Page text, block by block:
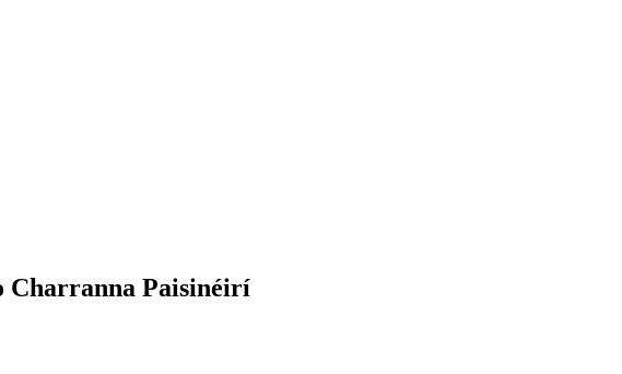
Charranna Paisinéirí